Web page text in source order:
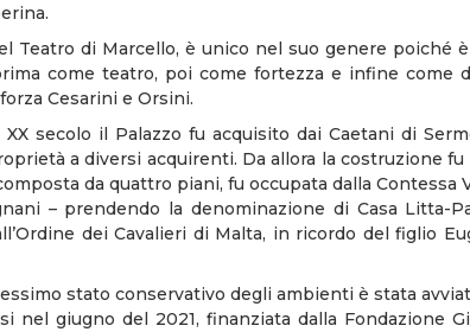
Teatro di Marcello, è unico nel suo genere poiché
come teatro, poi come fortezza e infine come
Cesarini e Orsini.
secolo il Palazzo fu acquisito dai Caetani di
a diversi acquirenti. Da allora la costruzione fu
da quattro piani, fu occupata dalla Contessa
– prendendo la denominazione di Casa Litta-
dei Cavalieri di Malta, in ricordo del figlio
stato conservativo degli ambienti è stata
nel giugno del 2021, finanziata dalla Fondazione